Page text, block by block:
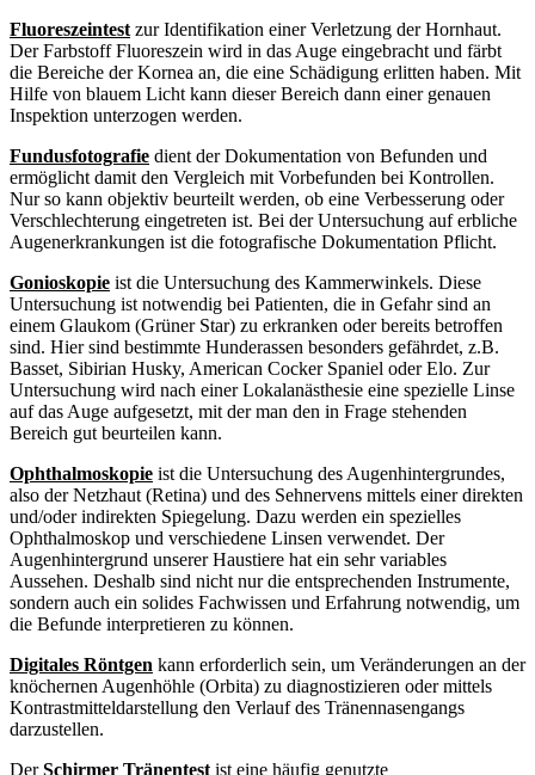
Fluoreszeintest zur Identifikation einer Verletzung der Hornhaut.
Der Farbstoff Fluoreszein wird in das Auge eingebracht und färbt
die Bereiche der Kornea an, die eine Schädigung erlitten haben. Mit
Hilfe von blauem Licht kann dieser Bereich dann einer genauen
Inspektion unterzogen werden.
Fundusfotografie dient der Dokumentation von Befunden und
ermöglicht damit den Vergleich mit Vorbefunden bei Kontrollen.
Nur so kann objektiv beurteilt werden, ob eine Verbesserung oder
Verschlechterung eingetreten ist. Bei der Untersuchung auf erbliche
Augenerkrankungen ist die fotografische Dokumentation Pflicht.
Gonioskopie ist die Untersuchung des Kammerwinkels. Diese
Untersuchung ist notwendig bei Patienten, die in Gefahr sind an
einem Glaukom (Grüner Star) zu erkranken oder bereits betroffen
sind. Hier sind bestimmte Hunderassen besonders gefährdet, z.B.
Basset, Sibirian Husky, American Cocker Spaniel oder Elo. Zur
Untersuchung wird nach einer Lokalanästhesie eine spezielle Linse
auf das Auge aufgesetzt, mit der man den in Frage stehenden
Bereich gut beurteilen kann.
Ophthalmoskopie ist die Untersuchung des Augenhintergrundes,
also der Netzhaut (Retina) und des Sehnervens mittels einer direkten
und/oder indirekten Spiegelung. Dazu werden ein spezielles
Ophthalmoskop und verschiedene Linsen verwendet. Der
Augenhintergrund unserer Haustiere hat ein sehr variables
Aussehen. Deshalb sind nicht nur die entsprechenden Instrumente,
sondern auch ein solides Fachwissen und Erfahrung notwendig, um
die Befunde interpretieren zu können.
Digitales Röntgen kann erforderlich sein, um Veränderungen an der
knöchernen Augenhöhle (Orbita) zu diagnostizieren oder mittels
Kontrastmitteldarstellung den Verlauf des Tränennasengangs
darzustellen.
DerSchirmer Tränentest ist eine häufig genutzte